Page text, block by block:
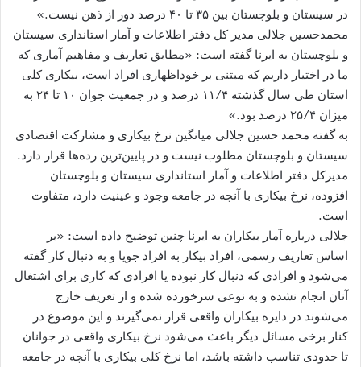
در سیستان و بلوچستان بین ۳۵ تا ۴۰ درصد دور از ذهن نیست.»
محمدحسین جلالی مدیر کل دفتر اطلاعات و آمار استانداری سیستان
و بلوچستان به ایرنا گفته است: «مطابق تعاریف و مفاهیم آماری که
ما در اختیار داریم که مبتنی بر خوداظهاری افراد است، بیکاری کلی
استان طی سال گذشته ۱۱/۴ درصد و در جمعیت جوان ۱۰ تا ۲۴ به
میزان ۲۵/۴ درصد بود.»
به گفته محمد حسین جلالی میانگین نرخ بیکاری و مشارکت اقتصادی
سیستان و بلوچستان مطلوب نیست و در پایین‌ترین رده‌ها قرار دارد.
مدیرکل دفتر اطلاعات و آمار استانداری سیستان و بلوچستان
افزوده، نرخ بیکاری با آنچه در جامعه وجود و عینیت دارد، متفاوت
است.
جلالی درباره آمار بیکاران به ایرنا چنین توضیح داده است: «بر
اساس تعاریف رسمی، افراد بیکار به افراد جویا و به دنبال کار گفته
می‌شود و افرادی که دنبال کار نبوده یا افرادی که کاری برای اشتغال
آنان انجام نشده و به نوعی سرخورده شده و از تعریف خارج
می‌شوند در دایره بیکاران واقعی قرار نمی‌گیرند و این موضوع در
کنار برخی مسائل دیگر باعث می‌شود نرخ بیکاری واقعی در جوانان
تا حدودی تناسب داشته باشد، اما نرخ کلی بیکاری با آنچه در جامعه